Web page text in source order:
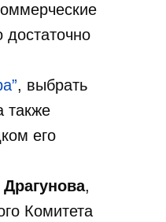
достаточно
, выбрать
также
его
,
Комитета